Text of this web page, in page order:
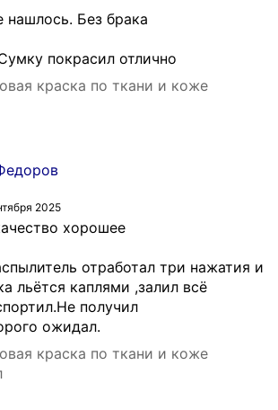
нашлось. Без брака
покрасил отлично
краска по ткани и коже
2025
хорошее
отработал три нажатия и
льётся каплями ,залил всё
получил
ожидал.
краска по ткани и коже